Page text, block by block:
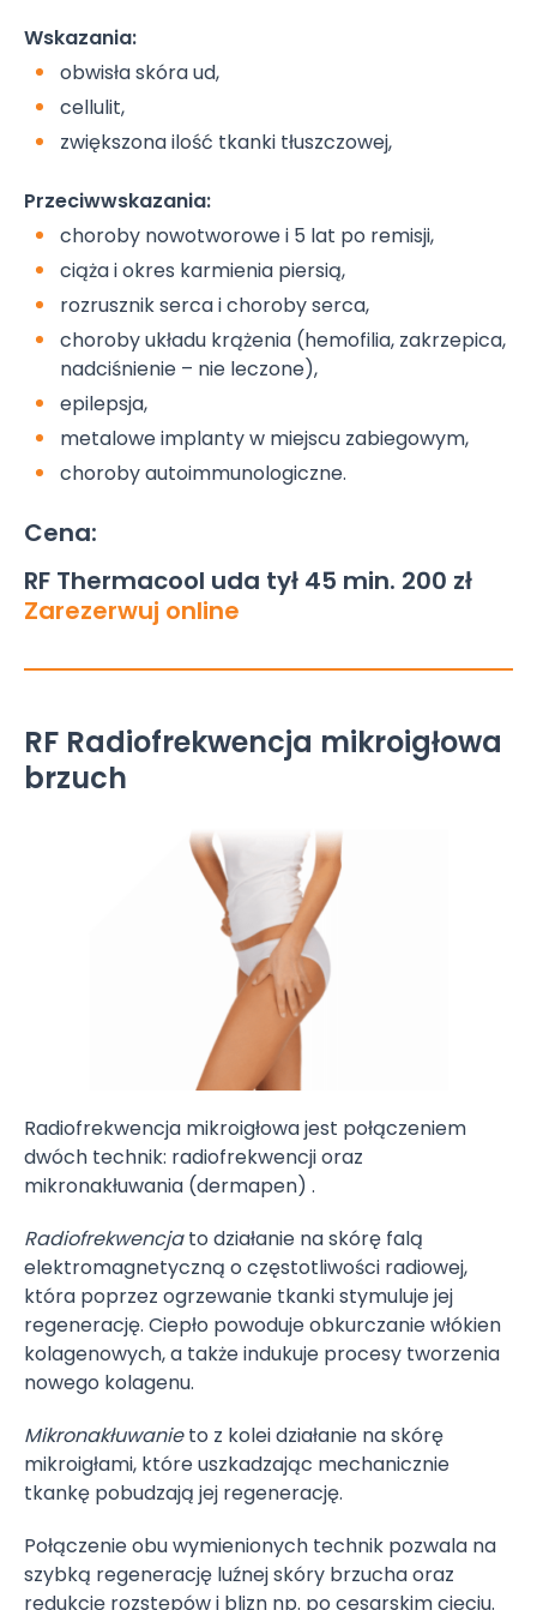
Wskazania:
obwisła skóra ud,
cellulit,
zwiększona ilość tkanki tłuszczowej,
Przeciwwskazania:
choroby nowotworowe i 5 lat po remisji,
ciąża i okres karmienia piersią,
rozrusznik serca i choroby serca,
choroby układu krążenia (hemofilia, zakrzepica,
nadciśnienie – nie leczone),
epilepsja,
metalowe implanty w miejscu zabiegowym,
choroby autoimmunologiczne.
Cena:
RF Thermacool uda tył 45 min. 200 zł
Zarezerwuj online
RF Radiofrekwencja mikroigłowa
brzuch
Radiofrekwencja mikroigłowa jest połączeniem
dwóch technik: radiofrekwencji oraz
mikronakłuwania (dermapen) .
Radiofrekwencjato działanie na skórę falą
elektromagnetyczną o częstotliwości radiowej,
która poprzez ogrzewanie tkanki stymuluje jej
regenerację. Ciepło powoduje obkurczanie włókien
kolagenowych, a także indukuje procesy tworzenia
nowego kolagenu.
Mikronakłuwanieto z kolei działanie na skórę
mikroigłami, które uszkadzając mechanicznie
tkankę pobudzają jej regenerację.
Połączenie obu wymienionych technik pozwala na
szybką regenerację luźnej skóry brzucha oraz
redukcję rozstępów i blizn np. po cesarskim cięciu.